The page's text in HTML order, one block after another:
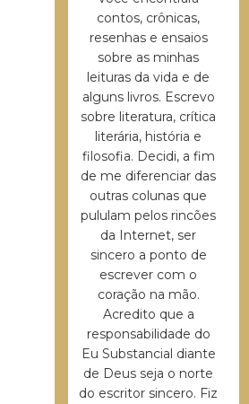
contos, crônicas,
resenhas e ensaios
sobre as minhas
leituras da vida e de
alguns livros. Escrevo
sobre literatura, crítica
literária, história e
filosofia. Decidi, a fim
de me diferenciar das
outras colunas que
pululam pelos rincões
da Internet, ser
sincero a ponto de
escrever com o
coração na mão.
Acredito que a
responsabilidade do
Eu Substancial diante
de Deus seja o norte
do escritor sincero. Fiz